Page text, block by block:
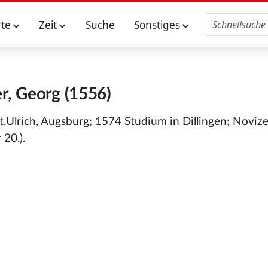
Zeit Suche Sonstiges
Georg (1556)
Augsburg; 1574 Studium in Dillingen;
20.).